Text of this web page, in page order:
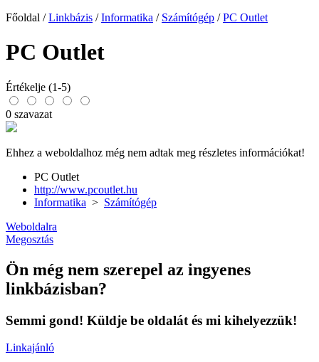
Főoldal /Linkbázis /Informatika / Számítógép /PC Outlet
PC Outlet
Értékelje (1-5)
0 szavazat
Ehhez a weboldalhoz még nem adtak meg részletes információkat!
PC Outlet
http://www.pcoutlet.hu
Informatika > Számítógép
Weboldalra
Megosztás
Ön még nem szerepel az ingyenes
linkbázisban?
Semmi gond! Küldje be oldalát és mi kihelyezzük!
Linkajánló